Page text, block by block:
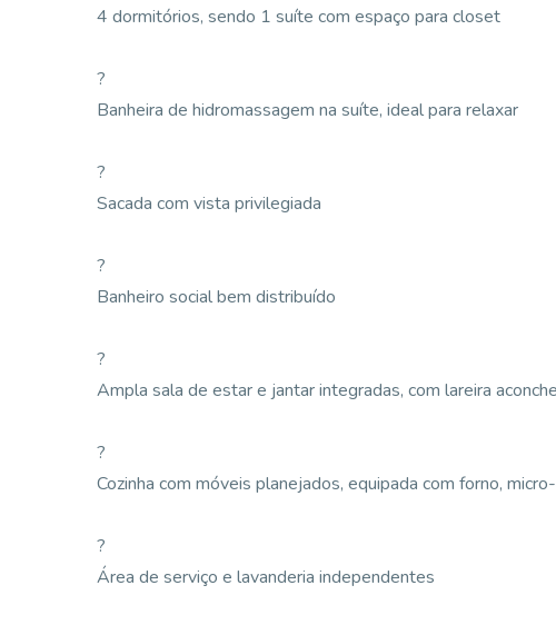
4 dormitórios, sendo 1 suíte com espaço para closet
?
Banheira de hidromassagem na suíte, ideal para relaxar
?
Sacada com vista privilegiada
?
Banheiro social bem distribuído
?
Ampla sala de estar e jantar integradas, com lareira
?
Cozinha com móveis planejados, equipada com forno,
?
Área de serviço e lavanderia independentes